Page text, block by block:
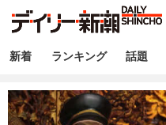
新着 ランキング 話題